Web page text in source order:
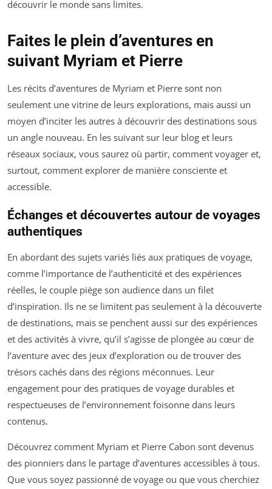
découvrir le monde sans limites.
Faites le plein d’aventures en
suivant Myriam et Pierre
Les récits d’aventures de Myriam et Pierre sont non
seulement une vitrine de leurs explorations, mais aussi un
moyen d’inciter les autres à découvrir des destinations sous
un angle nouveau. En les suivant sur leur blog et leurs
réseaux sociaux, vous saurez où partir, comment voyager et,
surtout, comment explorer de manière consciente et
accessible.
Échanges et découvertes autour de voyages
authentiques
En abordant des sujets variés liés aux pratiques de voyage,
comme l’importance de l’authenticité et des expériences
réelles, le couple piège son audience dans un filet
d’inspiration. Ils ne se limitent pas seulement à la découverte
de destinations, mais se penchent aussi sur des expériences
et des activités à vivre, qu’il s’agisse de plongée au cœur de
l’aventure avec des jeux d’exploration ou de trouver des
trésors cachés dans des régions méconnues. Leur
engagement pour des pratiques de voyage durables et
respectueuses de l’environnement foisonne dans leurs
contenus.
Découvrez comment Myriam et Pierre Cabon sont devenus
des pionniers dans le partage d’aventures accessibles à tous.
Que vous soyez passionné de voyage ou que vous cherchiez